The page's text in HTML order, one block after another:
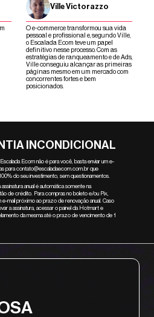
Ville Victorazzo
O e-commerce transformou sua vida
pessoal e profissional e, segundo Ville,
o Escalada Ecom teve um papel
definitivo nesse processo. Com as
estratégias de ranqueamento e de Ads,
Ville conseguiu alcançar as primeiras
páginas mesmo em um mercado com
concorrentes fortes e bem
posicionados.
INCONDICIONAL
Ecom não é para você, basta enviar um e-
paracontato@escaladaecom.com.brque
do seu investimento, sem questionamentos.
anual é automática somente na
de crédito. Para compras no boleto e/ou Pix,
e-mail próximo ao prazo de renovação anual. Caso
a assinatura, acessar o painel da Hotmart e
da mesma até o prazo de vencimento de 1